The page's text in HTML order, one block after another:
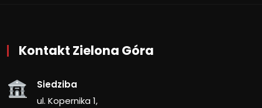
Kontakt Zielona Góra
Siedziba
ul. Kopernika 1,